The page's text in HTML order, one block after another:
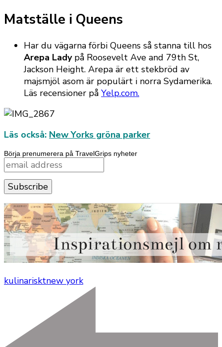
Matställe i Queens
Har du vägarna förbi Queens så stanna till hos
Arepa Ladypå Roosevelt Ave and 79th St,
Jackson Height. Arepa är ett stekbröd av
majsmjöl asom är populärt i norra Sydamerika.
Läs recensioner på Yelp.com.
Läs också: New Yorks gröna parker
Börja prenumerera på TravelGrips nyheter
kulinarisktnew york